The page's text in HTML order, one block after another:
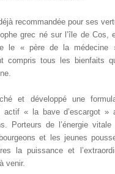
recommandée pour ses
grec né sur l’île de Cos,
le « père de la médecine
compris tous les bienfaits
et développé une
actif « la bave d’escargot »
Porteurs de l’énergie
et les jeunes
la puissance et
venir.